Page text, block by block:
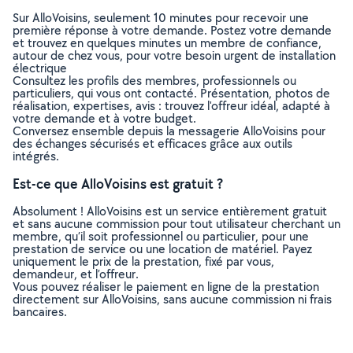
Sur AlloVoisins, seulement 10 minutes pour recevoir une
première réponse à votre demande. Postez votre demande
et trouvez en quelques minutes un membre de confiance,
autour de chez vous, pour votre besoin urgent de installation
électrique
Consultez les profils des membres, professionnels ou
particuliers, qui vous ont contacté. Présentation, photos de
réalisation, expertises, avis : trouvez l'offreur idéal, adapté à
votre demande et à votre budget.
Conversez ensemble depuis la messagerie AlloVoisins pour
des échanges sécurisés et efficaces grâce aux outils
intégrés.
Est-ce que AlloVoisins est gratuit ?
Absolument ! AlloVoisins est un service entièrement gratuit
et sans aucune commission pour tout utilisateur cherchant un
membre, qu’il soit professionnel ou particulier, pour une
prestation de service ou une location de matériel. Payez
uniquement le prix de la prestation, fixé par vous,
demandeur, et l’offreur.
Vous pouvez réaliser le paiement en ligne de la prestation
directement sur AlloVoisins, sans aucune commission ni frais
bancaires.